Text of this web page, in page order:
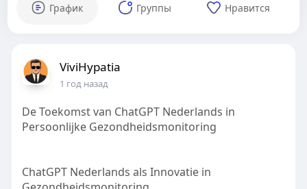
График Группы Нравится
ViviHypatia
1 год назад
De Toekomst van ChatGPT Nederlands in
Persoonlijke Gezondheidsmonitoring
ChatGPT Nederlands als Innovatie in